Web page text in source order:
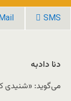
SMS
دنا دادبه
می‌گوید: